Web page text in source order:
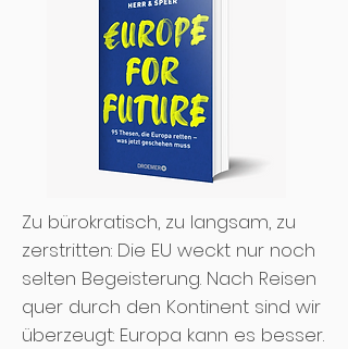
Zu bürokratisch, zu langsam, zu
zerstritten: Die EU weckt nur noch
selten Begeisterung. Nach Reisen
quer durch den Kontinent sind wir
überzeugt: Europa kann es besser.